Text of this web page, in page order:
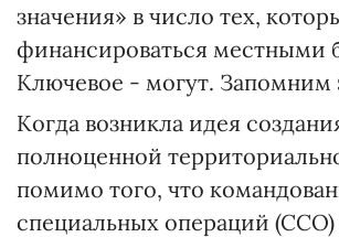
значения» в число тех,
финансироваться местными
Ключевое - могут. Запомним
Когда возникла идея
полноценной
помимо того, что
специальных операций (ССО)